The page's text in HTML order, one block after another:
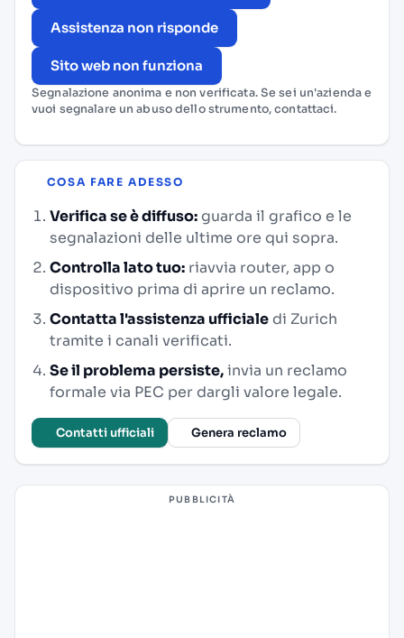
Assistenza non risponde
Sito web non funziona
Segnalazione anonima e non verificata. Se sei un'azienda e
vuoi segnalare un abuso dello strumento,contattaci.
COSA FARE ADESSO
Verifica se è diffuso:guarda il grafico e le
segnalazioni delle ultime ore qui sopra.
Controlla lato tuo: riavvia router, app o
dispositivo prima di aprire un reclamo.
Contatta l'assistenza ufficialedi Zurich
tramite i canali verificati.
Se il problema persiste,invia un reclamo
formale via PEC per dargli valore legale.
Contatti ufficiali Genera reclamo
PUBBLICITÀ